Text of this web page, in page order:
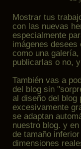
Mostrar tus
con las nuevas
especialmente
imágenes
como una
publicarlas o no,
También vas a
del blog sin
al diseño del blog
excesivamente
se adaptan
nuestro blog. y
de tamaño
dimensiones